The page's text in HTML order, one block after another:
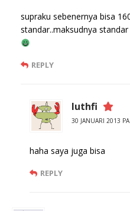
supraku sebenernya bisa
standar..maksudnya
REPLY
luthfi
30 JANUARI 2013
haha saya juga bisa
REPLY